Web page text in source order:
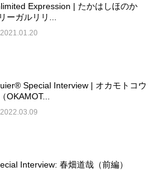
Expression | たかはしほのか
リーガルリリ...
2021.01.20
Special Interview | オカモトコウ
OKAMOT...
2022.03.09
Interview: 春畑道哉（前編）